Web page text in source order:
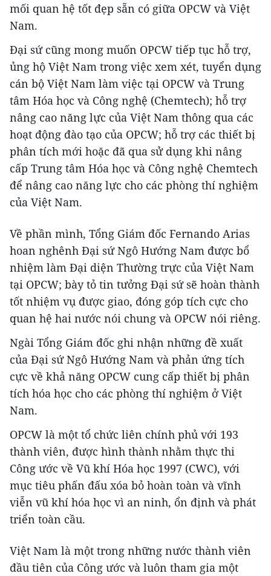
mối quan hệ tốt đẹp sẵn có giữa OPCW và Việt
Nam.
Đại sứ cũng mong muốn OPCW tiếp tục hỗ trợ,
ủng hộ Việt Nam trong việc xem xét, tuyển dụng
cán bộ Việt Nam làm việc tại OPCW và Trung
tâm Hóa học và Công nghệ (Chemtech); hỗ trợ
nâng cao năng lực của Việt Nam thông qua các
hoạt động đào tạo của OPCW; hỗ trợ các thiết bị
phân tích mới hoặc đã qua sử dụng khi nâng
cấp Trung tâm Hóa học và Công nghệ Chemtech
để nâng cao năng lực cho các phòng thí nghiệm
của Việt Nam.
Về phần mình, Tổng Giám đốc Fernando Arias
hoan nghênh Đại sứ Ngô Hướng Nam được bổ
nhiệm làm Đại diện Thường trực của Việt Nam
tại OPCW; bày tỏ tin tưởng Đại sứ sẽ hoàn thành
tốt nhiệm vụ được giao, đóng góp tích cực cho
quan hệ hai nước nói chung và OPCW nói riêng.
Ngài Tổng Giám đốc ghi nhận những đề xuất
của Đại sứ Ngô Hướng Nam và phản ứng tích
cực về khả năng OPCW cung cấp thiết bị phân
tích hóa học cho các phòng thí nghiệm ở Việt
Nam.
OPCW là một tổ chức liên chính phủ với 193
thành viên, được hình thành nhằm thực thi
Công ước về Vũ khí Hóa học 1997 (CWC), với
mục tiêu phấn đấu xóa bỏ hoàn toàn và vĩnh
viễn vũ khí hóa học vì an ninh, ổn định và phát
triển toàn cầu.
Việt Nam là một trong những nước thành viên
đầu tiên của Công ước và luôn tham gia một